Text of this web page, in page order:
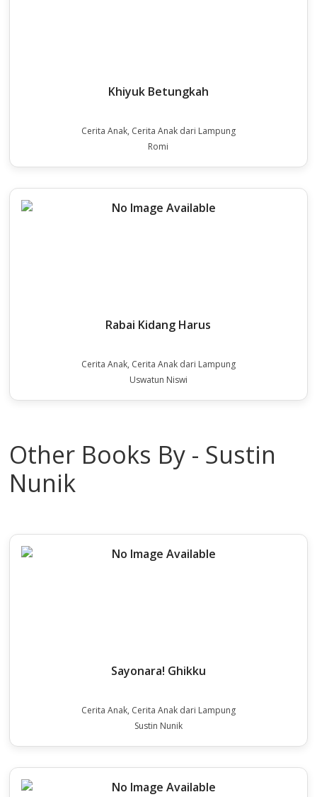
Khiyuk Betungkah
Cerita Anak, Cerita Anak dari Lampung
Romi
Rabai Kidang Harus
Cerita Anak, Cerita Anak dari Lampung
Uswatun Niswi
Other Books By - Sustin
Nunik
Sayonara! Ghikku
Cerita Anak, Cerita Anak dari Lampung
Sustin Nunik